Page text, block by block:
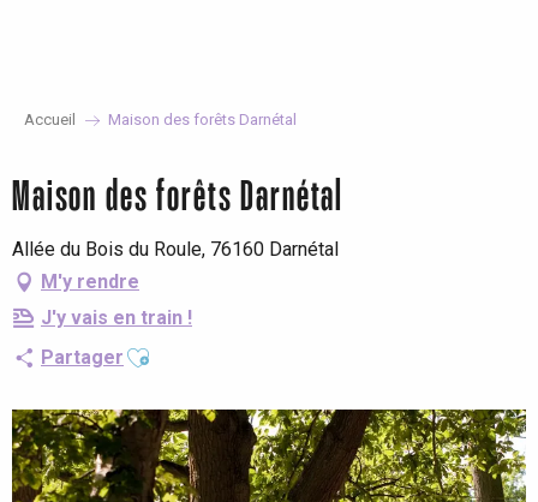
Accueil Maison des forêts Darnétal
Maison des forêts Darnétal
Allée du Bois du Roule, 76160 Darnétal
M'y rendre
J'y vais en train !
Partager Ajouter aux favoris